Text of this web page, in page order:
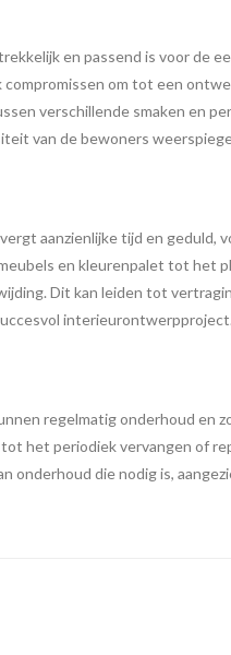
en passend is voor de
om tot een
verschillende smaken en
van de bewoners
aanzienlijke tijd en geduld,
en kleurenpalet tot het
Dit kan leiden tot
interieurontwerpproject.
regelmatig onderhoud en
het periodiek vervangen of
die nodig is,